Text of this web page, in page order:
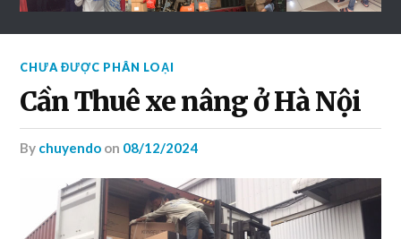
CHƯA ĐƯỢC PHÂN LOẠI
Cần Thuê xe nâng ở Hà Nội
by chuyendo on 08/12/2024